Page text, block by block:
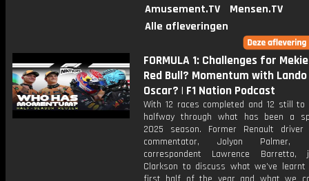
Amusement.TV
Mensen.TV
Alle afleveringen
FORMULA 1: Challenges for
Red Bull? Momentum with
Oscar? | F1 Nation Podcast
With 12 races completed and 12 still to
halfway through what has been a
2025 season. Former Renault driver
commentator, Jolyon Palmer,
correspondent Lawrence Barretto,
Clarkson to discuss what we’ve